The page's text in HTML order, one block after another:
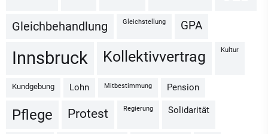
Gleichbehandlung Gleichstellung GPA
Innsbruck Kollektivvertrag Kultur
Kundgebung Lohn Mitbestimmung Pension
Pflege Protest Regierung Solidarität